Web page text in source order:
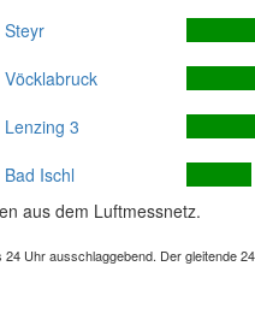
Steyr
Vöcklabruck
Lenzing 3
Bad Ischl
aus dem Luftmessnetz.
Uhr ausschlaggebend. Der gleitende